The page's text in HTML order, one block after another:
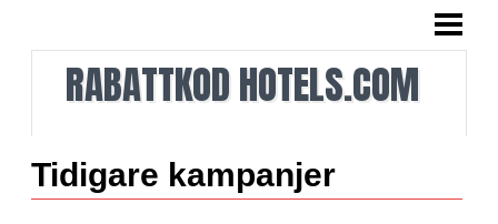
VAD VI GÖR
TIDIGARE RABATTKODER
RABATTKOD HOTELS.COM
Tidigare kampanjer